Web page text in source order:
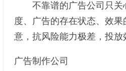
不靠谱的广告公司只关
度、广告的存在状态、效
意，抗风险能力极差，投放
广告制作公司